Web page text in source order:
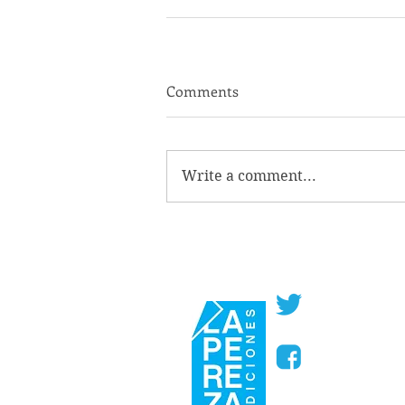
Comments
Write a comment...